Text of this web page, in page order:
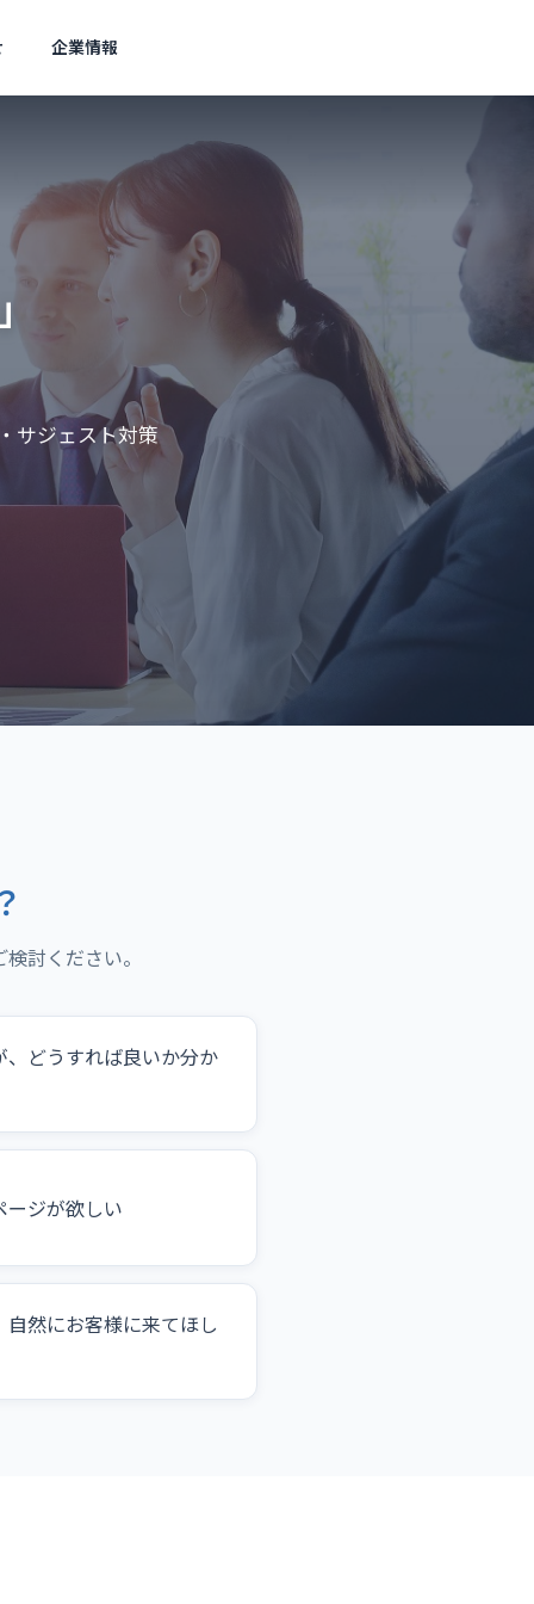
企業情報
対策
ト広
客を実
比較
メタ情報の矛盾はどう直す？G
oogle最新見解と対策
サイ
ク必
アクセス
Access
サジェスト対策
討ください。
どうすれば良いか分か
ージが欲しい
然にお客様に来てほし